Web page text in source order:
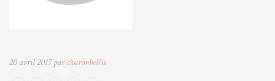
20 avril 2017 parcharonbellis